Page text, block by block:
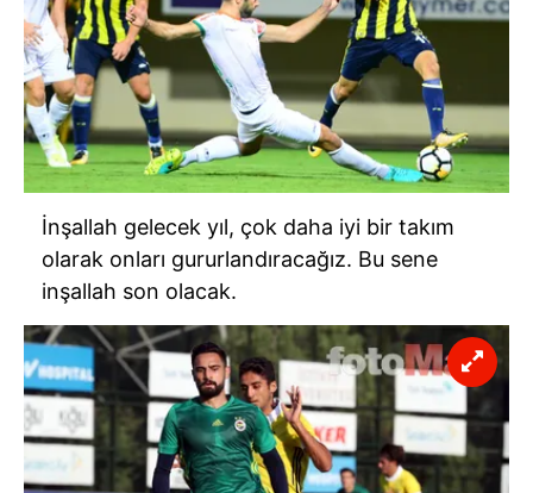
İnşallah gelecek yıl, çok daha iyi bir takım
olarak onları gururlandıracağız. Bu sene
inşallah son olacak.